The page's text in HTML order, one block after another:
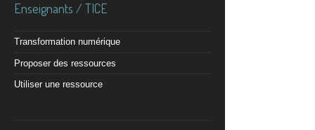
Enseignants / TICE
Transformation numérique
Proposer des ressources
Utiliser une ressource